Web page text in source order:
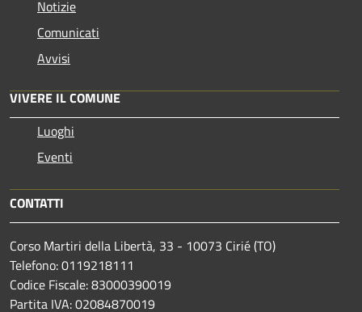
Notizie
Comunicati
Avvisi
VIVERE IL COMUNE
Luoghi
Eventi
CONTATTI
Corso Martiri della Libertà, 33 - 10073 Cirié (TO)
Telefono: 0119218111
Codice Fiscale: 83000390019
Partita IVA: 02084870019